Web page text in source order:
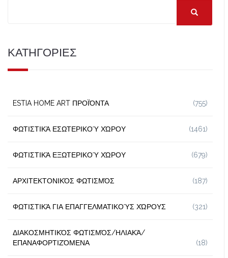
ΚΑΤΗΓΟΡΙΕΣ
ESTIA HOME ART ΠΡΟΪΌΝΤΑ (755)
ΦΩΤΙΣΤΙΚΆ ΕΣΩΤΕΡΙΚΟΎ ΧΏΡΟΥ (1461)
ΦΩΤΙΣΤΙΚΆ ΕΞΩΤΕΡΙΚΟΎ ΧΏΡΟΥ (679)
ΑΡΧΙΤΕΚΤΟΝΙΚΌΣ ΦΩΤΙΣΜΌΣ (187)
ΦΩΤΙΣΤΙΚΆ ΓΙΑ ΕΠΑΓΓΕΛΜΑΤΙΚΟΎΣ ΧΏΡΟΥΣ (321)
ΔΙΑΚΟΣΜΗΤΙΚΌΣ ΦΩΤΙΣΜΌΣ/ΗΛΙΑΚΆ/
ΕΠΑΝΑΦΟΡΤΙΖΌΜΕΝΑ
(18)